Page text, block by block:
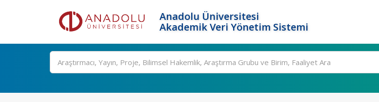
Anadolu Üniversitesi
Akademik Veri Yönetim Sistemi
Ara